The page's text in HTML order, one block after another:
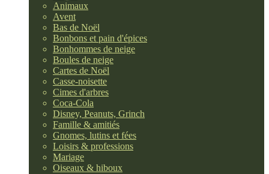
Animaux
Avent
Bas de Noël
Bonbons et pain d'épices
Bonhommes de neige
Boules de neige
Cartes de Noël
Casse-noisette
Cimes d'arbres
Coca-Cola
Disney, Peanuts, Grinch
Famille & amitiés
Gnomes, lutins et fées
Loisirs & professions
Mariage
Oiseaux & hiboux